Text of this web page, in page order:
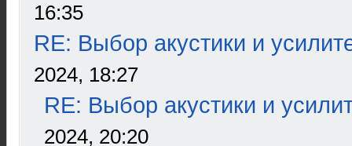
16:35
RE: Выбор акустики и
2024, 18:27
RE: Выбор акустики и
2024, 20:20